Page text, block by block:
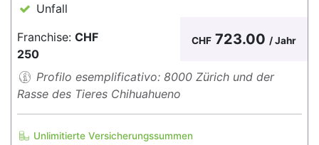
Unfall
Franchise: CHF
250
CHF 723.00 / Jahr
Profilo esemplificativo: 8000 Zürich und der
Rasse des Tieres Chihuahueno
Unlimitierte Versicherungssummen